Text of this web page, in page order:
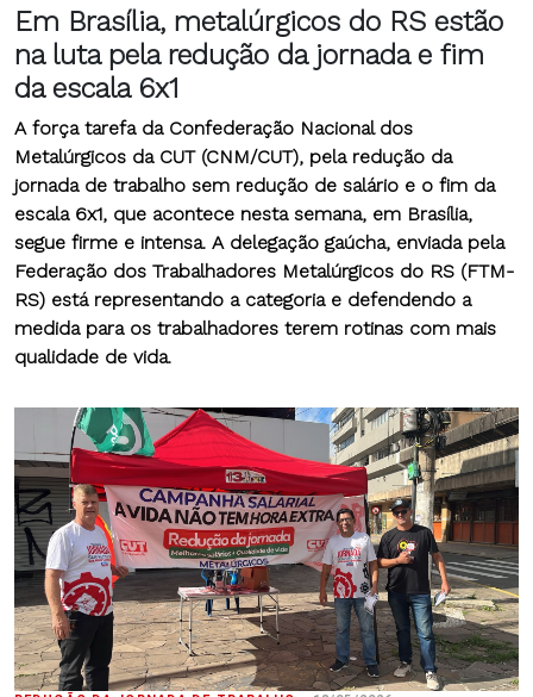
Em Brasília, metalúrgicos do RS estão
na luta pela redução da jornada e fim
da escala 6x1
A força tarefa da Confederação Nacional dos
Metalúrgicos da CUT (CNM/CUT), pela redução da
jornada de trabalho sem redução de salário e o fim da
escala 6x1, que acontece nesta semana, em Brasília,
segue firme e intensa. A delegação gaúcha, enviada pela
Federação dos Trabalhadores Metalúrgicos do RS (FTM-
RS) está representando a categoria e defendendo a
medida para os trabalhadores terem rotinas com mais
qualidade de vida.